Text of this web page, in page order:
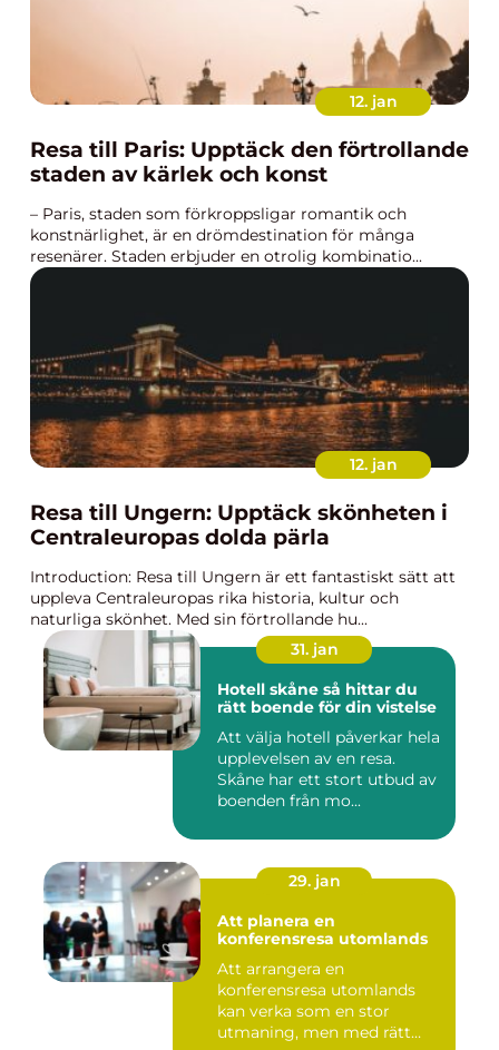
12. jan
Resa till Paris: Upptäck den förtrollande
staden av kärlek och konst
– Paris, staden som förkroppsligar romantik och
konstnärlighet, är en drömdestination för många
resenärer. Staden erbjuder en otrolig kombinatio...
12. jan
Resa till Ungern: Upptäck skönheten i
Centraleuropas dolda pärla
Introduction: Resa till Ungern är ett fantastiskt sätt att
uppleva Centraleuropas rika historia, kultur och
naturliga skönhet. Med sin förtrollande hu...
31. jan
Hotell skåne så hittar du
rätt boende för din vistelse
Att välja hotell påverkar hela
upplevelsen av en resa.
Skåne har ett stort utbud av
boenden från mo...
29. jan
Att planera en
konferensresa utomlands
Att arrangera en
konferensresa utomlands
kan verka som en stor
utmaning, men med rätt